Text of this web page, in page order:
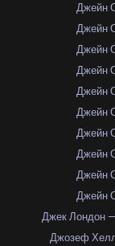
Джейн
Джейн
Джейн
Джейн
Джейн
Джейн
Джейн
Джейн
Джейн
Джейн
Джек Лондон
Джозеф